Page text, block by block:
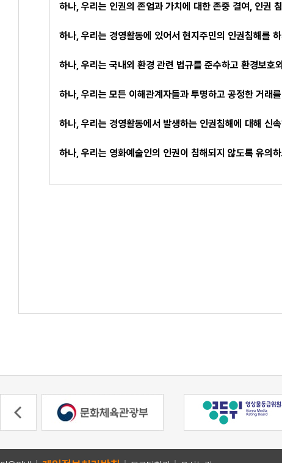
하나, 우리는 인권의 존엄과 가치에 대한 존중 결여, 인권
하나, 우리는 경영활동에 있어서 현지주민의 인권침해를
하나, 우리는 국내외 환경 관련 법규를 준수하고 환경보호
하나, 우리는 모든 이해관계자들과 투명하고 공정한 거래
하나, 우리는 경영활동에서 발생하는 인권침해에 대해 신
하나, 우리는 영화예술인의 인권이 침해되지 않도록 유의